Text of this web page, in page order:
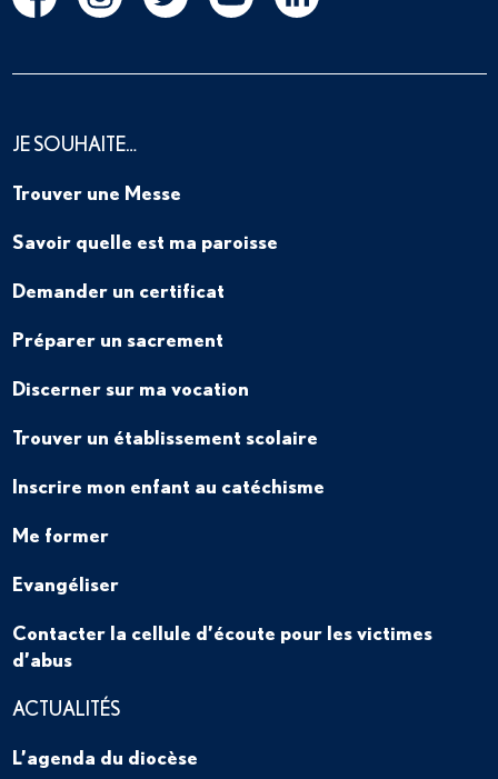
JE SOUHAITE…
Trouver une Messe
Savoir quelle est ma paroisse
Demander un certificat
Préparer un sacrement
Discerner sur ma vocation
Trouver un établissement scolaire
Inscrire mon enfant au catéchisme
Me former
Evangéliser
Contacter la cellule d’écoute pour les victimes
d’abus
ACTUALITÉS
L’agenda du diocèse